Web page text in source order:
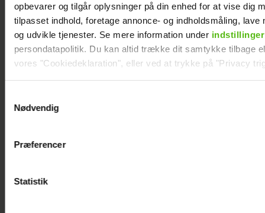
opbevarer og tilgår oplysninger på din enhed for at vise dig
tilpasset indhold, foretage annonce- og indholdsmåling, lave
og udvikle tjenester. Se mere information under indstillinger
persondatapolitik. Du kan altid trække dit samtykke tilbage
vores "Cookiedeklaration", eller ved at trykke på "Privacy
Vi anvender egne cookies og cookies fra tredjeparter til at
generere statistik og huske dine præferencer samt til brug
Nødvendig
Præferencer
Statistik
afvist af højesteret:
"Jeg er videre"
Nicolaj Rosé fortid?
Ankom på rød
løber med
"Temptation